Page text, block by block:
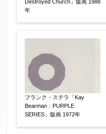
※他社様からご提示
らお知らせください
し上げます。
作品コンディション
Destroyed Church」版画 1988
年
フランク・ステラ「Kay
Bearman：PURPLE
SERIES」版画 1972年